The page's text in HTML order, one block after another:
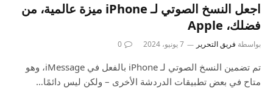
اجعل النسخ الصوتي لـ iPhone ميزة عالمية، من
فضلك، Apple
بواسطة فريق التحرير 7 يونيو، 2024 0
تم تضمين النسخ الصوتي لـ iPhone بالفعل في iMessage، وهو
متاح في بعض تطبيقات الدردشة الأخرى – ولكن ليس دائمًا…